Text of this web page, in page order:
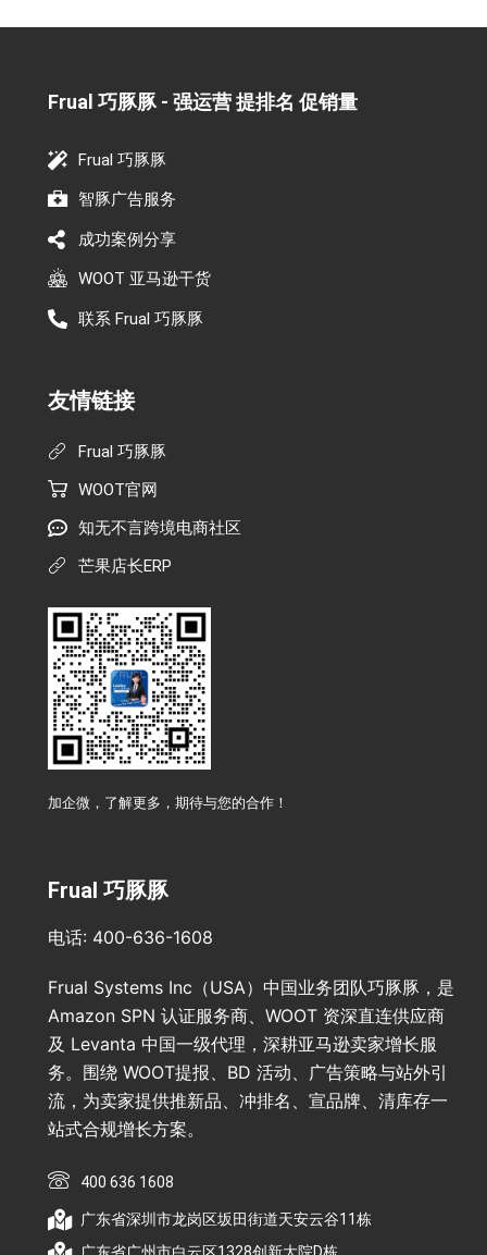
Frual 巧豚豚 - 强运营 提排名 促销量​
Frual 巧豚豚
智豚广告服务
成功案例分享
WOOT 亚马逊干货
联系 Frual 巧豚豚
友情链接
Frual 巧豚豚
WOOT官网
知无不言跨境电商社区
芒果店长ERP
加企微，了解更多，期待与您的合作！
Frual 巧豚豚
电话: 400-636-1608
Frual Systems Inc（USA）中国业务团队巧豚豚，是
Amazon SPN 认证服务商、WOOT 资深直连供应商
及 Levanta 中国一级代理，深耕亚马逊卖家增长服
务。围绕 WOOT提报、BD 活动、广告策略与站外引
流，为卖家提供推新品、冲排名、宣品牌、清库存一
站式合规增长方案。
400 636 1608
广东省深圳市龙岗区坂田街道天安云谷11栋